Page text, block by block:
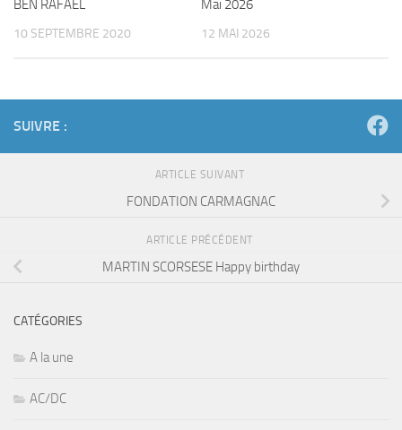
BEN RAFAEL
10 SEPTEMBRE 2020
Mai 2026
12 MAI 2026
SUIVRE :
ARTICLE SUIVANT
FONDATION CARMAGNAC
ARTICLE PRÉCÉDENT
MARTIN SCORSESE Happy birthday
CATÉGORIES
A la une
AC/DC